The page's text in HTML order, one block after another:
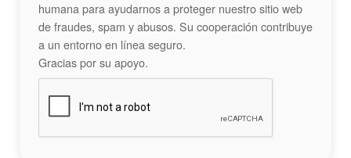
humana para ayudarnos a proteger nuestro sitio web
de fraudes, spam y abusos. Su cooperación contribuye
a un entorno en línea seguro.
Gracias por su apoyo.